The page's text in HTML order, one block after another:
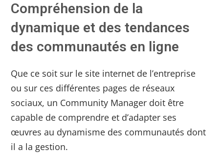
Compréhension de la
dynamique et des tendances
des communautés en ligne
Que ce soit sur le site internet de l’entreprise
ou sur ces différentes pages de réseaux
sociaux, un Community Manager doit être
capable de comprendre et d’adapter ses
œuvres au dynamisme des communautés dont
il a la gestion.